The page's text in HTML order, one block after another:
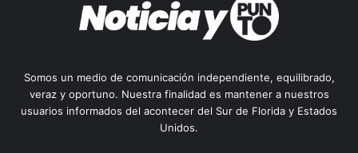
Somos un medio de comunicación independiente, equilibrado,
veraz y oportuno. Nuestra finalidad es mantener a nuestros
usuarios informados del acontecer del Sur de Florida y Estados
Unidos.